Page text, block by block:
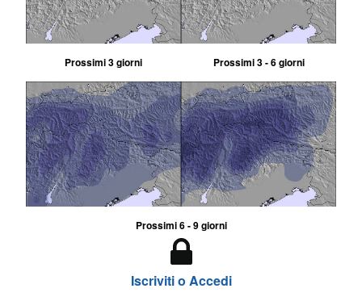
Prossimi 3 giorni Prossimi 3 - 6 giorni
Prossimi 6 - 9 giorni
Iscriviti o Accedi